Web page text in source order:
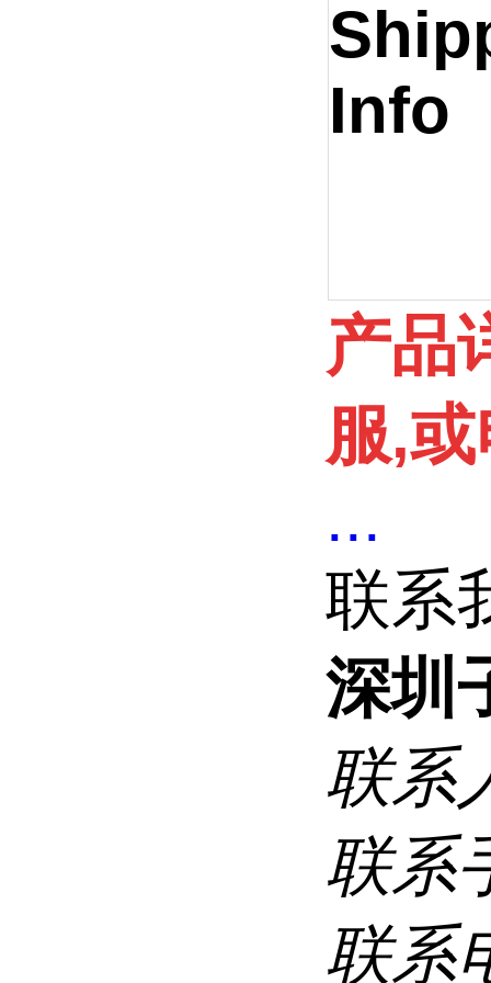
Info
产品
服,
...
联系
深圳
联系
联系
联系